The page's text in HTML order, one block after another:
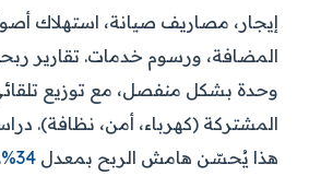
إيجار، مصاريف صيانة، استهلاك
المضافة، ورسوم خدمات. تقارير
وحدة بشكل منفصل، مع توزيع
المشتركة (كهرباء، أمن، نظافة).
هذا يُحسّن هامش الربح بمعدل 34%
.